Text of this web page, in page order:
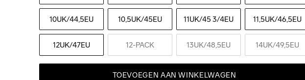
10UK/44,5EU 10,5UK/45EU 11UK/45 3/4EU 11,5UK/46,5EU
12UK/47EU 12-PACK 13UK/48,5EU 14UK/49,5EU
TOEVOEGEN AAN WINKELWAGEN